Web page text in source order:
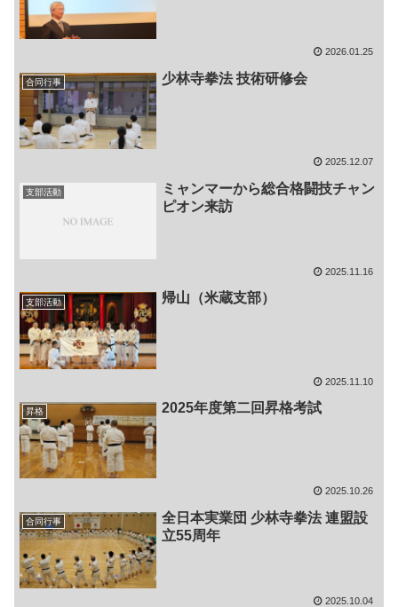
2026.01.25
合同行事 少林寺拳法 技術研修会
2025.12.07
支部活動
ミャンマーから総合格闘技チャン
ピオン来訪
2025.11.16
支部活動 帰山（米蔵支部）
2025.11.10
昇格 2025年度第二回昇格考試
2025.10.26
合同行事
全日本実業団 少林寺拳法 連盟設
立55周年
2025.10.04